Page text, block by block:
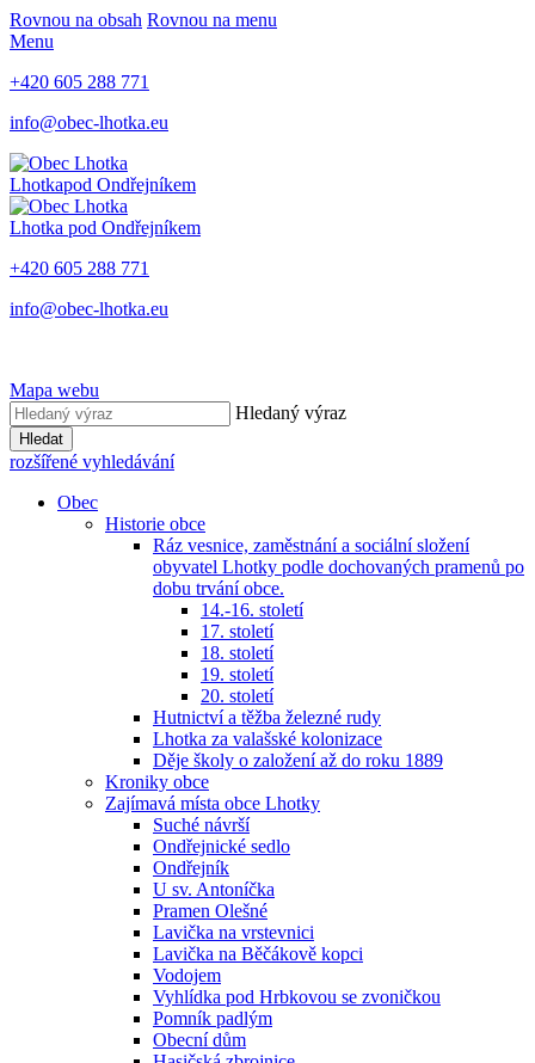
Rovnou na obsah Rovnou na menu
Menu
+420 605 288 771
info@obec-lhotka.eu
Lhotkapod Ondřejníkem
Lhotka pod Ondřejníkem
+420 605 288 771
info@obec-lhotka.eu
Mapa webu
Hledaný výraz
Hledat
rozšířené vyhledávání
Obec
Historie obce
Ráz vesnice, zaměstnání a sociální složení
obyvatel Lhotky podle dochovaných pramenů po
dobu trvání obce.
14.-16. století
17. století
18. století
19. století
20. století
Hutnictví a těžba železné rudy
Lhotka za valašské kolonizace
Děje školy o založení až do roku 1889
Kroniky obce
Zajímavá místa obce Lhotky
Suché návrší
Ondřejnické sedlo
Ondřejník
U sv. Antoníčka
Pramen Olešné
Lavička na vrstevnici
Lavička na Běčákově kopci
Vodojem
Vyhlídka pod Hrbkovou se zvoničkou
Pomník padlým
Obecní dům